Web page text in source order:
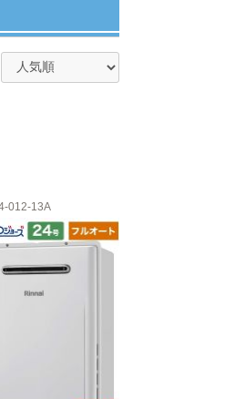
012-13A